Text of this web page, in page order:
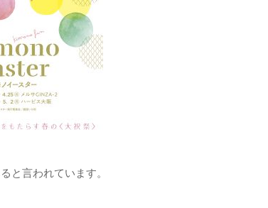
と言われています。